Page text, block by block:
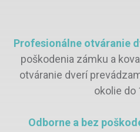
Profesionálne otváranie
poškodenia zámku a
otváranie dverí
okolie do
Odborne a bez